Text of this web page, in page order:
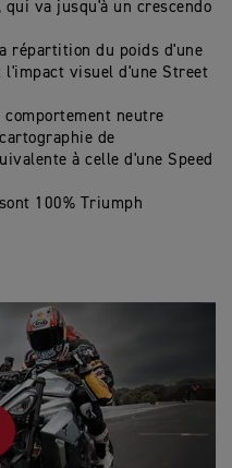
va jusqu'à un crescendo
répartition du poids d'une
l'impact visuel d'une Street
comportement neutre
de
à celle d'une Speed
100% Triumph